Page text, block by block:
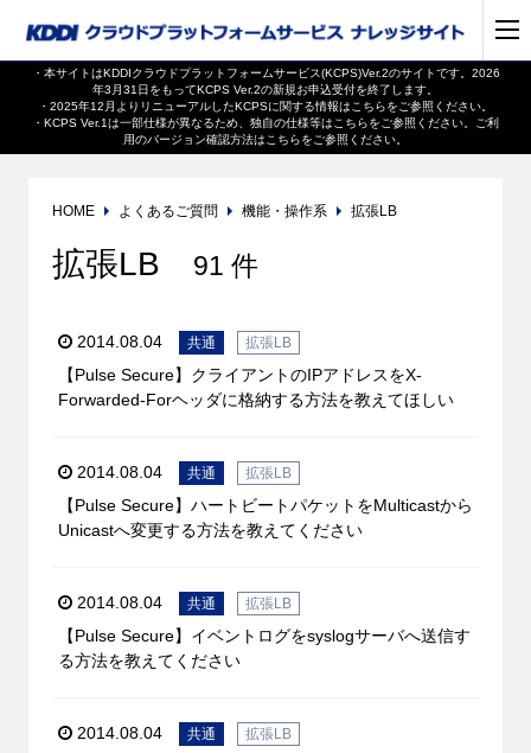
・本サイトはKDDIクラウドプラットフォームサービス(KCPS)Ver.2のサイトです。2026
年3月31日をもってKCPS Ver.2の新規お申込受付を終了します。
・2025年12月よりリニューアルしたKCPSに関する情報は こちらをご参照ください。
・KCPS Ver.1は一部仕様が異なるため、独自の仕様等は こちらをご参照ください。ご利
用のバージョン確認方法は こちらをご参照ください。
HOME よくあるご質問 機能・操作系 拡張LB
拡張LB 91 件
2014.08.04 共通 拡張LB
【Pulse Secure】クライアントのIPアドレスをX-
Forwarded-Forヘッダに格納する方法を教えてほしい
2014.08.04 共通 拡張LB
【Pulse Secure】ハートビートパケットをMulticastから
Unicastへ変更する方法を教えてください
2014.08.04 共通 拡張LB
【Pulse Secure】イベントログをsyslogサーバへ送信す
る方法を教えてください
2014.08.04 共通 拡張LB